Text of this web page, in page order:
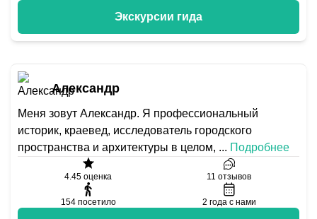
Экскурсии гида
Александр
Меня зовут Александр. Я профессиональный
историк, краевед, исследователь городского
пространства и архитектуры в целом, ... Подробнее
4.45 оценка 11 отзывов
154 посетило 2 года с нами